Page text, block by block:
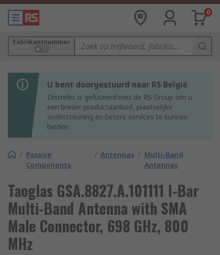
0
Fabrikantnummer
U bent doorgestuurd naar RS België
Distrelec is gefuseerd met de RS Group om u
een breder productaanbod, plaatselijke
ondersteuning en betere services te kunnen
bieden.
/ Passive
Components
/ Antennas / Multi-Band
Antennas
Taoglas GSA.8827.A.101111 I-Bar
Multi-Band Antenna with SMA
Male Connector, 698 GHz, 800
MHz